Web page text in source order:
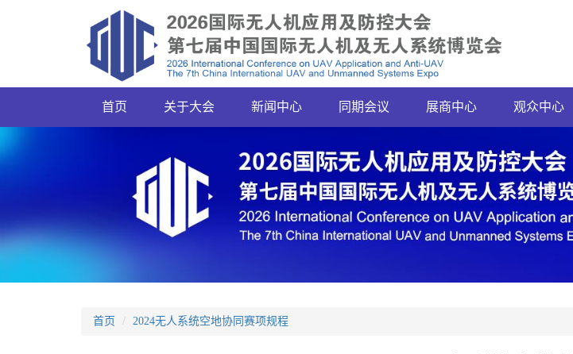
首页 关于大会 新闻中心 同期会议 展商中心 观众中心
首页 2024无人系统空地协同赛项规程